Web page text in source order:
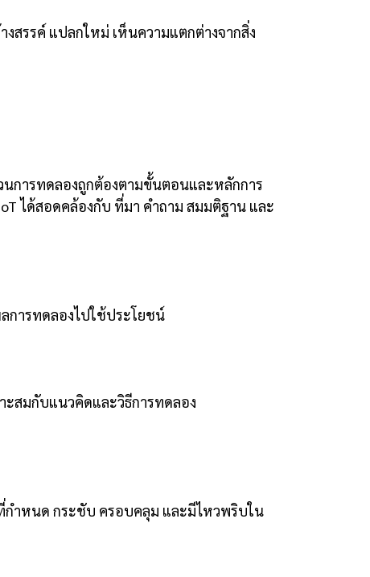
สรรค์ แปลกใหม่ เห็นความแตกต่างจากสิ่ง
การทดลองถูกต้องตามขั้นตอนและหลักการ
ได้สอดคล้องกับ ที่มา คำถาม สมมติฐาน และ
การทดลองไปใช้ประโยชน์
สมกับแนวคิดและวิธีการทดลอง
ที่กำหนด กระชับ ครอบคลุม และมีไหวพริบใน